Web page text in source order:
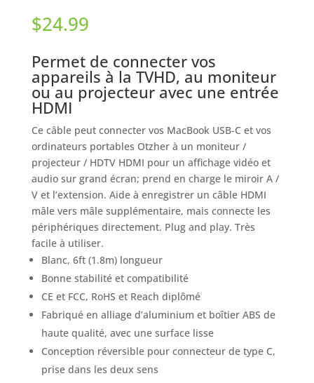
$24.99
Permet de connecter vos
appareils à la TVHD, au moniteur
ou au projecteur avec une entrée
HDMI
Ce câble peut connecter vos MacBook USB-C et vos
ordinateurs portables Otzher à un moniteur /
projecteur / HDTV HDMI pour un affichage vidéo et
audio sur grand écran; prend en charge le miroir A /
V et l’extension. Aide à enregistrer un câble HDMI
mâle vers mâle supplémentaire, mais connecte les
périphériques directement. Plug and play. Très
facile à utiliser.
Blanc, 6ft (1.8m) longueur
Bonne stabilité et compatibilité
CE et FCC, RoHS et Reach diplômé
Fabriqué en alliage d’aluminium et boîtier ABS de
haute qualité, avec une surface lisse
Conception réversible pour connecteur de type C,
prise dans les deux sens